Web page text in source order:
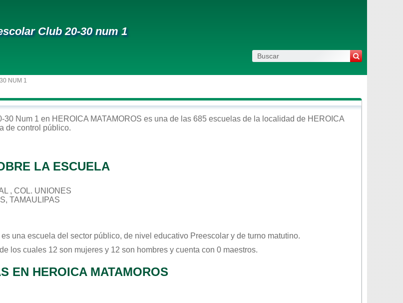
Club 20-30 num 1
NUM 1
30 Num 1 en HEROICA MATAMOROS es una de las 685 escuelas de la localidad de HEROICA
de control público.
LA ESCUELA
, COL. UNIONES
TAMAULIPAS
es una escuela del sector público, de nivel educativo Preescolar y de turno matutino.
los cuales 12 son mujeres y 12 son hombres y cuenta con 0 maestros.
EN HEROICA MATAMOROS